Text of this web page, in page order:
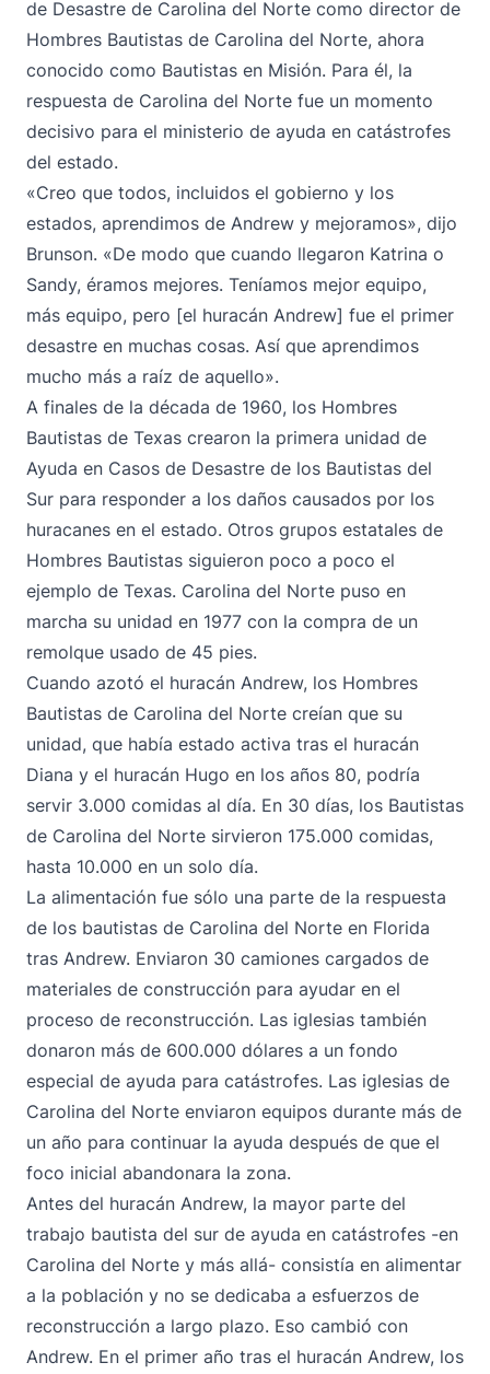
de Desastre de Carolina del Norte como director de
Hombres Bautistas de Carolina del Norte, ahora
conocido como Bautistas en Misión. Para él, la
respuesta de Carolina del Norte fue un momento
decisivo para el ministerio de ayuda en catástrofes
del estado.
«Creo que todos, incluidos el gobierno y los
estados, aprendimos de Andrew y mejoramos», dijo
Brunson. «De modo que cuando llegaron Katrina o
Sandy, éramos mejores. Teníamos mejor equipo,
más equipo, pero [el huracán Andrew] fue el primer
desastre en muchas cosas. Así que aprendimos
mucho más a raíz de aquello».
A finales de la década de 1960, los Hombres
Bautistas de Texas crearon la primera unidad de
Ayuda en Casos de Desastre de los Bautistas del
Sur para responder a los daños causados por los
huracanes en el estado. Otros grupos estatales de
Hombres Bautistas siguieron poco a poco el
ejemplo de Texas. Carolina del Norte puso en
marcha su unidad en 1977 con la compra de un
remolque usado de 45 pies.
Cuando azotó el huracán Andrew, los Hombres
Bautistas de Carolina del Norte creían que su
unidad, que había estado activa tras el huracán
Diana y el huracán Hugo en los años 80, podría
servir 3.000 comidas al día. En 30 días, los Bautistas
de Carolina del Norte sirvieron 175.000 comidas,
hasta 10.000 en un solo día.
La alimentación fue sólo una parte de la respuesta
de los bautistas de Carolina del Norte en Florida
tras Andrew. Enviaron 30 camiones cargados de
materiales de construcción para ayudar en el
proceso de reconstrucción. Las iglesias también
donaron más de 600.000 dólares a un fondo
especial de ayuda para catástrofes. Las iglesias de
Carolina del Norte enviaron equipos durante más de
un año para continuar la ayuda después de que el
foco inicial abandonara la zona.
Antes del huracán Andrew, la mayor parte del
trabajo bautista del sur de ayuda en catástrofes -en
Carolina del Norte y más allá- consistía en alimentar
a la población y no se dedicaba a esfuerzos de
reconstrucción a largo plazo. Eso cambió con
Andrew. En el primer año tras el huracán Andrew, los